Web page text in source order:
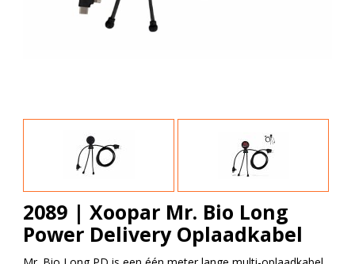
2089 | Xoopar Mr. Bio Long
Power Delivery Oplaadkabel